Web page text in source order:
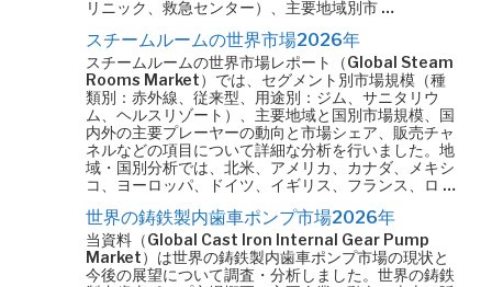
リニック、救急センター）、主要地域別市 …
スチームルームの世界市場2026年
スチームルームの世界市場レポート（Global Steam
Rooms Market）では、セグメント別市場規模（種
類別：赤外線、従来型、用途別：ジム、サニタリウ
ム、ヘルスリゾート）、主要地域と国別市場規模、国
内外の主要プレーヤーの動向と市場シェア、販売チャ
ネルなどの項目について詳細な分析を行いました。地
域・国別分析では、北米、アメリカ、カナダ、メキシ
コ、ヨーロッパ、ドイツ、イギリス、フランス、ロ …
世界の鋳鉄製内歯車ポンプ市場2026年
当資料（Global Cast Iron Internal Gear Pump
Market）は世界の鋳鉄製内歯車ポンプ市場の現状と
今後の展望について調査・分析しました。世界の鋳鉄